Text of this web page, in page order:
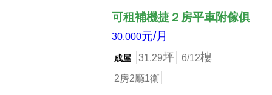
可租補機捷２房平車附傢俱
30,000元/月
成屋 31.29坪 6/12樓
2房2廳1衛